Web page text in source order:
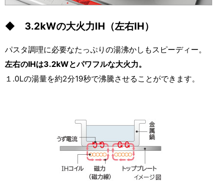
◆ 3.2kWの大火力IH （左右IH）
パスタ調理に必要なたっぷりの湯沸かしもスピーディー。
左右のIHは3.2kWとパワフルな大火力。
１.0Lの湯量を約2分19秒で沸騰させることができます。